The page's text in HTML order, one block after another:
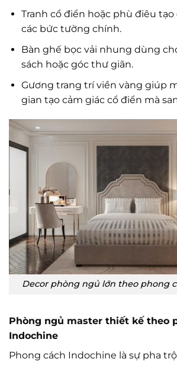
Tranh cổ điển hoặc phù điêu
các bức tường chính.
Bàn ghế bọc vải nhung dùng
sách hoặc góc thư giãn.
Gương trang trí viền vàng giúp
gian tạo cảm giác cổ điển mà
Decor phòng ngủ lớn theo phong
Phòng ngủ master thiết kế theo
Indochine
Phong cách Indochine là sự pha